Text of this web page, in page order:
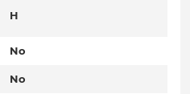
H
No
No